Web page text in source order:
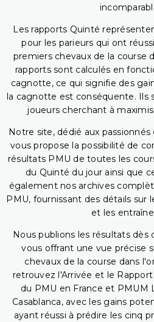
Les rapports Quinté
pour les parieurs qui ont
premiers chevaux de la course
rapports sont calculés en
cagnotte, ce qui signifie des
la cagnotte est conséquente. Ils
joueurs cherchant à
Notre site, dédié aux
vous propose la possibilité de
résultats PMU de toutes les
du Quinté du jour ainsi que
également nos archives
PMU, fournissant des détails sur
et les
Nous publions les résultats dès
vous offrant une vue précise
chevaux de la course dans
retrouvez l'Arrivée et le
du PMU en France et PMUM
Casablanca, avec les gains
ayant réussi à prédire les cinq